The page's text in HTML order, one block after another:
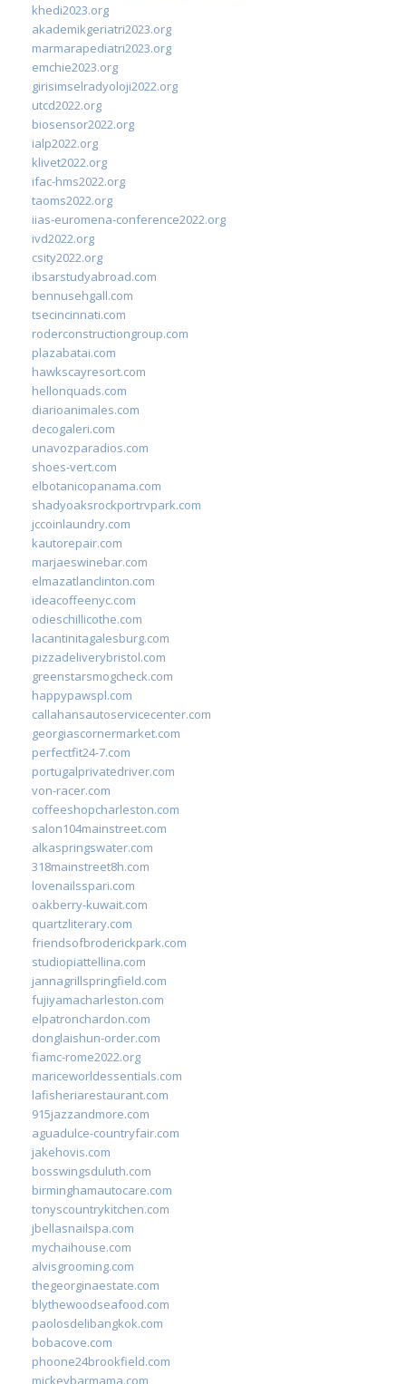
khedi2023.org
akademikgeriatri2023.org
marmarapediatri2023.org
emchie2023.org
girisimselradyoloji2022.org
utcd2022.org
biosensor2022.org
ialp2022.org
klivet2022.org
ifac-hms2022.org
taoms2022.org
iias-euromena-conference2022.org
ivd2022.org
csity2022.org
ibsarstudyabroad.com
bennusehgall.com
tsecincinnati.com
roderconstructiongroup.com
plazabatai.com
hawkscayresort.com
hellonquads.com
diarioanimales.com
decogaleri.com
unavozparadios.com
shoes-vert.com
elbotanicopanama.com
shadyoaksrockportrvpark.com
jccoinlaundry.com
kautorepair.com
marjaeswinebar.com
elmazatlanclinton.com
ideacoffeenyc.com
odieschillicothe.com
lacantinitagalesburg.com
pizzadeliverybristol.com
greenstarsmogcheck.com
happypawspl.com
callahansautoservicecenter.com
georgiascornermarket.com
perfectfit24-7.com
portugalprivatedriver.com
von-racer.com
coffeeshopcharleston.com
salon104mainstreet.com
alkaspringswater.com
318mainstreet8h.com
lovenailsspari.com
oakberry-kuwait.com
quartzliterary.com
friendsofbroderickpark.com
studiopiattellina.com
jannagrillspringfield.com
fujiyamacharleston.com
elpatronchardon.com
donglaishun-order.com
fiamc-rome2022.org
mariceworldessentials.com
lafisheriarestaurant.com
915jazzandmore.com
aguadulce-countryfair.com
jakehovis.com
bosswingsduluth.com
birminghamautocare.com
tonyscountrykitchen.com
jbellasnailspa.com
mychaihouse.com
alvisgrooming.com
thegeorginaestate.com
blythewoodseafood.com
paolosdelibangkok.com
bobacove.com
phoone24brookfield.com
mickeybarmama.com